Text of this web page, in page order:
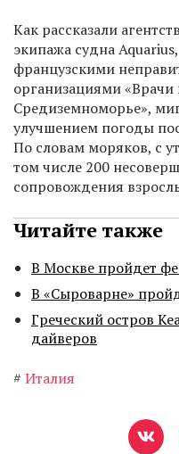
Как рассказали
экипажа судна
французскими
организациями «Врачи
Средиземноморье»,
улучшением погоды
По словам моряков, с
том числе 200
сопровождения
Читайте также
В Москве пройдет
В «Сыроварне»
Греческий остров
дайверов
# Италия